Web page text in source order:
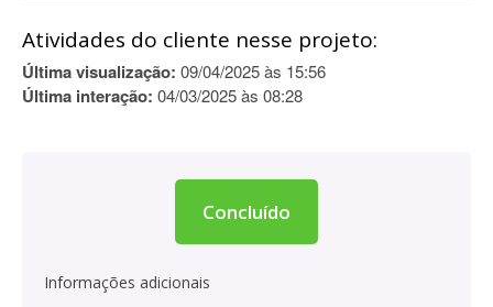
Atividades do cliente nesse projeto:
Última visualização: 09/04/2025 às 15:56
Última interação: 04/03/2025 às 08:28
Concluído
Informações adicionais